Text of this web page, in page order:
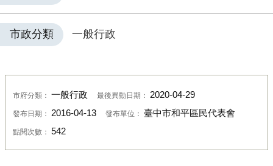
市政分類 一般行政
市府分類： 一般行政 最後異動日期： 2020-04-29
發布日期： 2016-04-13 發布單位： 臺中市和平區民代表會
點閱次數： 542